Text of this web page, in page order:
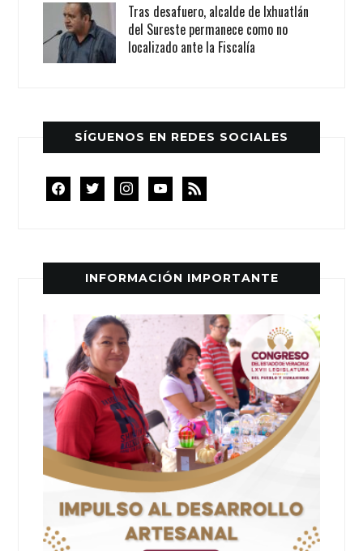
Tras desafuero, alcalde de Ixhuatlán
del Sureste permanece como no
localizado ante la Fiscalía
SÍGUENOS EN REDES SOCIALES
facebooktwitterinstagramyoutube
rss
INFORMACIÓN IMPORTANTE